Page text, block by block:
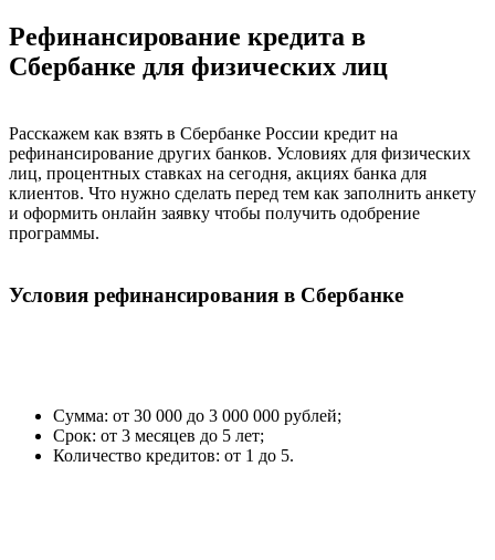
Рефинансирование кредита в
Сбербанке для физических лиц
Расскажем как взять в Сбербанке России кредит на
рефинансирование других банков. Условиях для физических
лиц, процентных ставках на сегодня, акциях банка для
клиентов. Что нужно сделать перед тем как заполнить анкету
и оформить онлайн заявку чтобы получить одобрение
программы.
Условия рефинансирования в Сбербанке
Сумма: от 30 000 до 3 000 000 рублей;
Срок: от 3 месяцев до 5 лет;
Количество кредитов: от 1 до 5.